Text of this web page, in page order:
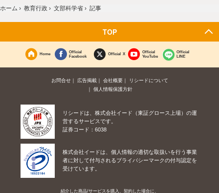
ホーム › 教育行政 › 文部科学省 › 記事
TOP
Home
Official
Facebook
Official X
Official
YouTube
Official
LINE
お問合せ 広告掲載 会社概要
リシードについて
個人情報保護方針
リシードは、株式会社イード（東証グロース上場）の運
営するサービスです。
証券コード：6038
株式会社イードは、個人情報の適切な取扱いを行う事業
者に対して付与されるプライバシーマークの付与認定を
受けています。
紹介した商品/サービスを購入、契約した場合に、